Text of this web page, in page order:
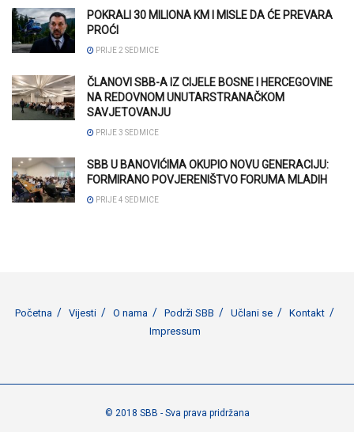
POKRALI 30 MILIONA KM I MISLE DA ĆE PREVARA
PROĆI
PRIJE 2 SEDMICE
ČLANOVI SBB-A IZ CIJELE BOSNE I HERCEGOVINE
NA REDOVNOM UNUTARSTRANAČKOM
SAVJETOVANJU
PRIJE 3 SEDMICE
SBB U BANOVIĆIMA OKUPIO NOVU GENERACIJU:
FORMIRANO POVJERENIŠTVO FORUMA MLADIH
PRIJE 4 SEDMICE
Početna Vijesti O nama Podrži SBB Učlani se
Kontakt
Impressum
© 2018 SBB - Sva prava pridržana